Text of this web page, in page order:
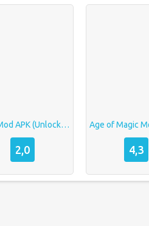
Bully Mod APK (Unlocked 60 FPS Mode)
2,0 4,3